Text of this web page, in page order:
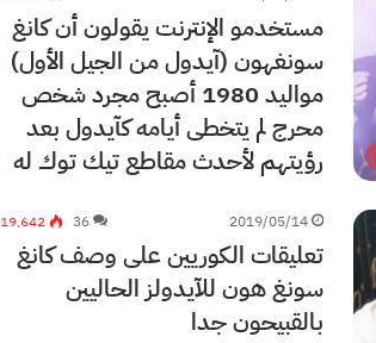
مستخدمو الإنترنت يقولون أن كانغ
سونغهون (آيدول من الجيل الأول)
مواليد 1980 أصبح مجرد شخص
محرج لم يتخطى أيامه كآيدول بعد
رؤيتهم لأحدث مقاطع تيك توك له
2019/05/14
36 19٬642
تعليقات الكوريين على وصف كانغ
سونغ هون للآيدولز الحاليين
بالقبيحون جدا